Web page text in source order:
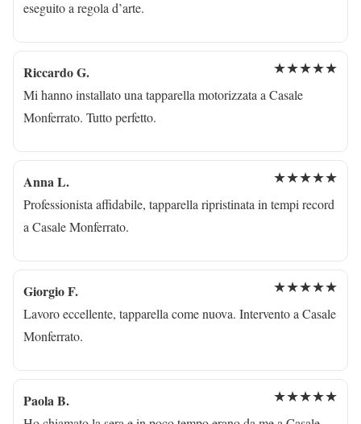
eseguito a regola d’arte.
Riccardo G. ★★★★★
Mi hanno installato una tapparella motorizzata a Casale
Monferrato. Tutto perfetto.
Anna L. ★★★★★
Professionista affidabile, tapparella ripristinata in tempi record
a Casale Monferrato.
Giorgio F. ★★★★★
Lavoro eccellente, tapparella come nuova. Intervento a Casale
Monferrato.
Paola B. ★★★★★